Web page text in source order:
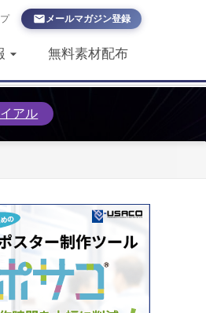
メールマガジン登録
無料素材配布
アル